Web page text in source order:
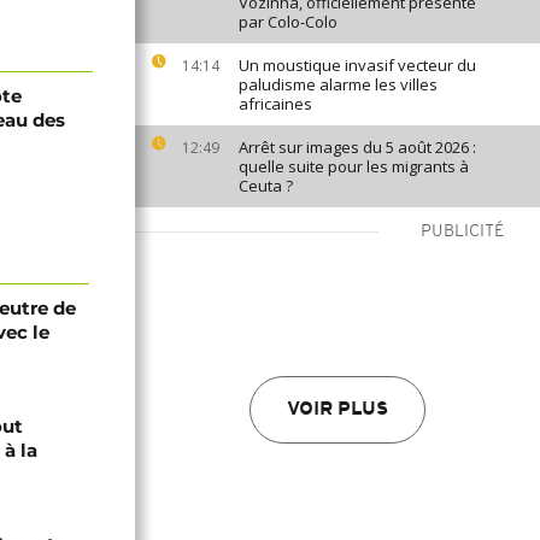
par Colo-Colo
14:14
Un moustique invasif vecteur du
paludisme alarme les villes
africaines
12:49
Arrêt sur images du 5 août 2026 :
quelle suite pour les migrants à
Ceuta ?
PUBLICITÉ
VOIR PLUS
des
de
le
la